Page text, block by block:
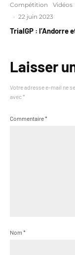
Compétition
Vidéos
· 22 juin 2023
TrialGP : l’Andorre
Laisser
Votre adresse e-mail ne
avec *
Commentaire*
Nom *